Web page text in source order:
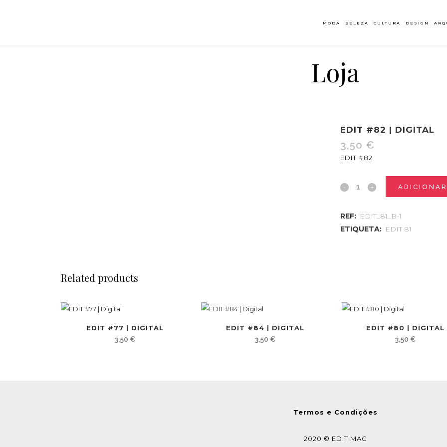
MODA BELEZA CULTURA DESIGN
Loja
EDIT #82 | DIGITAL
3,50 €
EDIT #82
ADICIONAR
REF: EDIT_81_B-1
ETIQUETA: EDIT 81
Related products
EDIT #77 | DIGITAL
3,50 €
EDIT #84 | DIGITAL
3,50 €
EDIT #80 | DIGITAL
3,50 €
Termos e Condições
2020 © EDIT MAG